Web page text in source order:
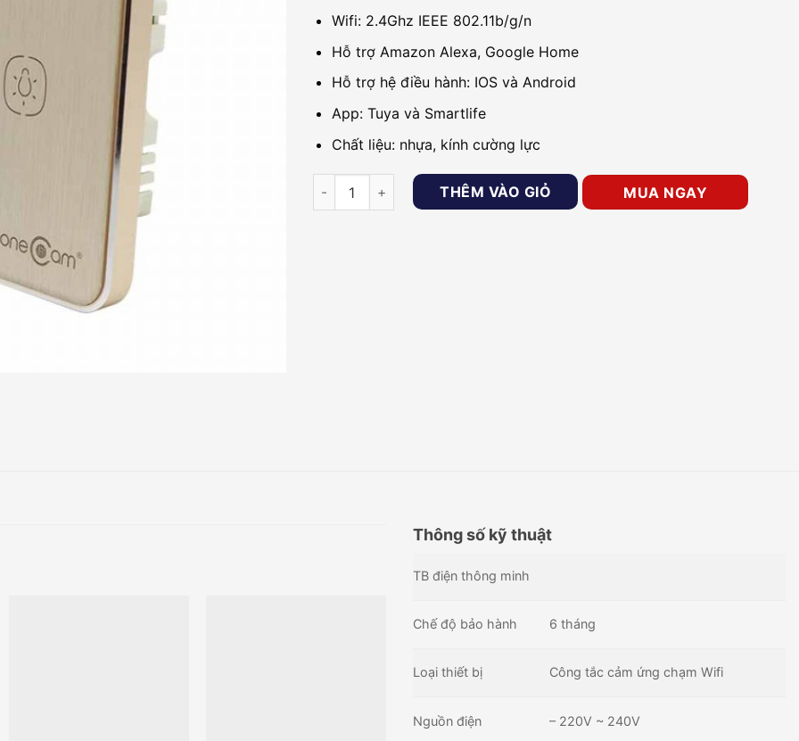
Wifi: 2.4Ghz IEEE 802.11b/g/n
Hỗ trợ Amazon Alexa, Google Home
Hỗ trợ hệ điều hành: IOS và Android
App: Tuya và Smartlife
Chất liệu: nhựa, kính cường lực
Công Tắc Wifi Cảm Ứng 2 Nút Vuông ONECAM LS-202 số lượng
THÊM VÀO GIỎ MUA NGAY
Thông số kỹ thuật
TB điện thông minh
Chế độ bảo hành 6 tháng
Loại thiết bị Công tắc cảm ứng chạm Wifi
Nguồn điện – 220V ~ 240V